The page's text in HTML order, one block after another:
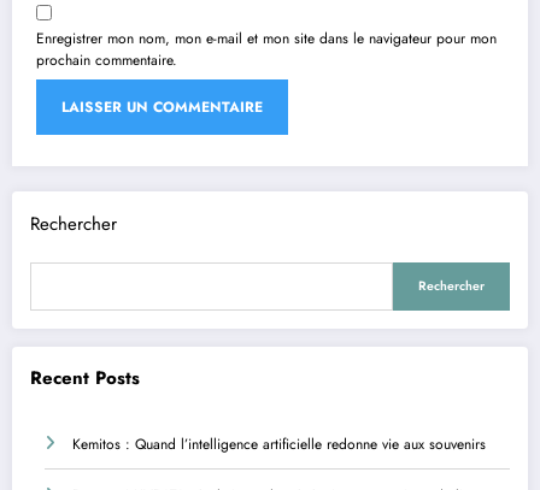
Enregistrer mon nom, mon e-mail et mon site dans le navigateur pour mon
prochain commentaire.
Rechercher
Rechercher
Recent Posts
Kemitos : Quand l’intelligence artificielle redonne vie aux souvenirs